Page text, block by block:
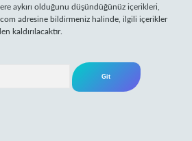
aykırı olduğunu düşündüğünüz içerikleri,
adresine bildirmeniz halinde, ilgili içerikler
kaldırılacaktır.